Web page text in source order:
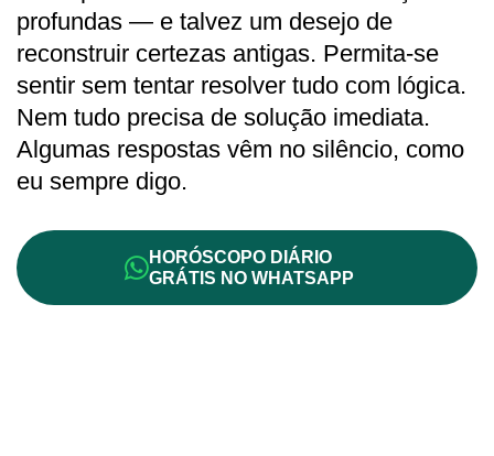
PREVISÃO DE VIRGEM PARA OUTRO
profundas — e talvez um desejo de
reconstruir certezas antigas. Permita-se
sentir sem tentar resolver tudo com lógica.
Nem tudo precisa de solução imediata.
Algumas respostas vêm no silêncio, como
eu sempre digo.
HORÓSCOPO DIÁRIO
GRÁTIS NO WHATSAPP